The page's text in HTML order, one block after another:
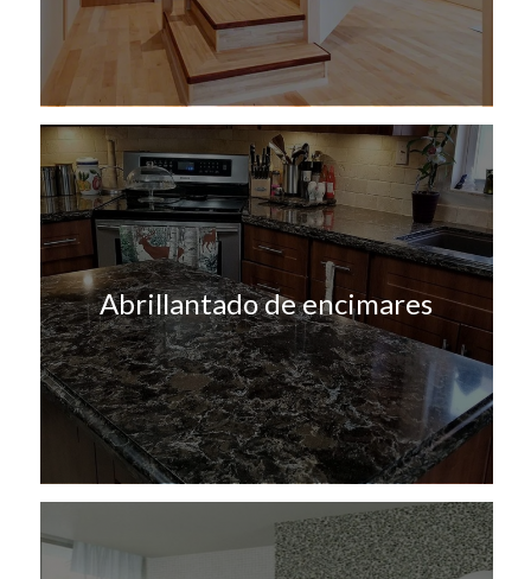
Abrillantado de encimares